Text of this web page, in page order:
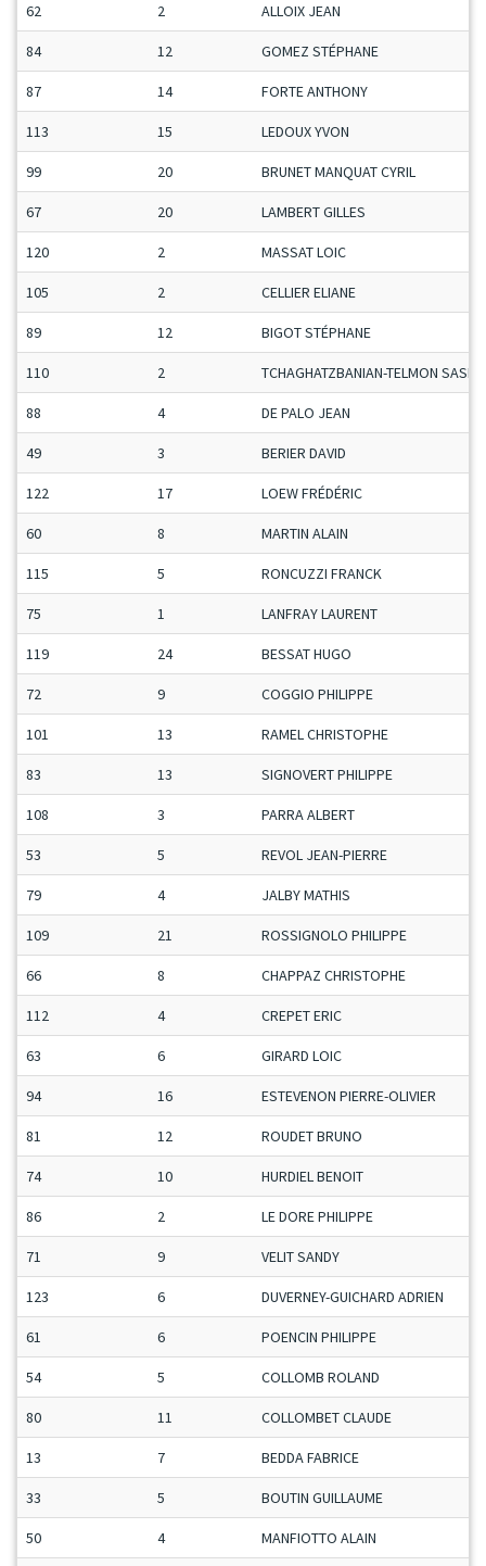
62 2 ALLOIX JEAN
84 12 GOMEZ STÉPHANE
87 14 FORTE ANTHONY
113 15 LEDOUX YVON
99 20 BRUNET MANQUAT CYRIL
67 20 LAMBERT GILLES
120 2 MASSAT LOIC
105 2 CELLIER ELIANE
89 12 BIGOT STÉPHANE
110 2 TCHAGHATZBANIAN-TELMON SASHA
88 4 DE PALO JEAN
49 3 BERIER DAVID
122 17 LOEW FRÉDÉRIC
60 8 MARTIN ALAIN
115 5 RONCUZZI FRANCK
75 1 LANFRAY LAURENT
119 24 BESSAT HUGO
72 9 COGGIO PHILIPPE
101 13 RAMEL CHRISTOPHE
83 13 SIGNOVERT PHILIPPE
108 3 PARRA ALBERT
53 5 REVOL JEAN-PIERRE
79 4 JALBY MATHIS
109 21 ROSSIGNOLO PHILIPPE
66 8 CHAPPAZ CHRISTOPHE
112 4 CREPET ERIC
63 6 GIRARD LOIC
94 16 ESTEVENON PIERRE-OLIVIER
81 12 ROUDET BRUNO
74 10 HURDIEL BENOIT
86 2 LE DORE PHILIPPE
71 9 VELIT SANDY
123 6 DUVERNEY-GUICHARD ADRIEN
61 6 POENCIN PHILIPPE
54 5 COLLOMB ROLAND
80 11 COLLOMBET CLAUDE
13 7 BEDDA FABRICE
33 5 BOUTIN GUILLAUME
50 4 MANFIOTTO ALAIN